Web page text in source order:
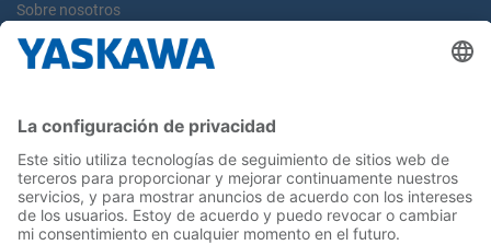
Sobre nosotros
Yaskawa Ibérica